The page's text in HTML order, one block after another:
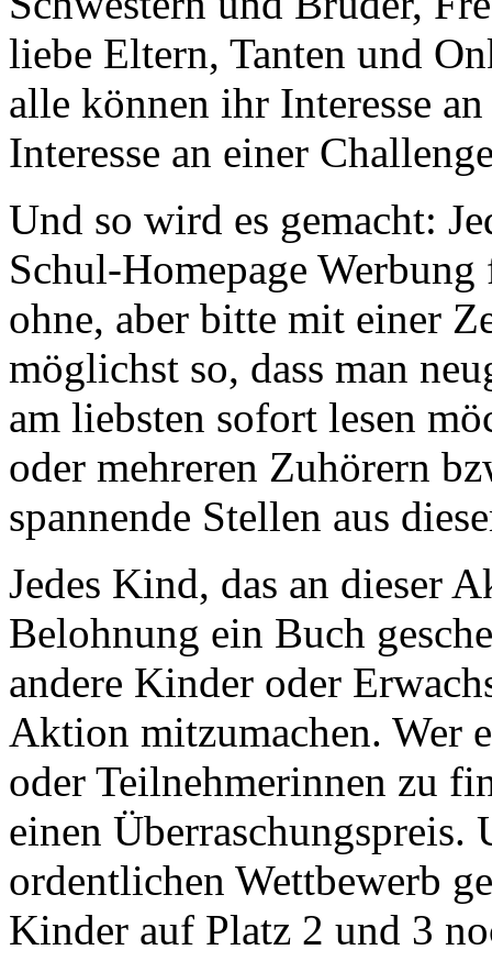
liebe Eltern, Tanten und
alle können ihr Interesse
Interesse an einer
Und so wird es gemacht:
Schul-Homepage
ohne, aber bitte mit einer
möglichst so, dass man
am liebsten sofort lesen
oder mehreren Zuhörern
spannende Stellen aus
Jedes Kind, das an dieser
Belohnung ein Buch
andere Kinder oder
Aktion mitzumachen. Wer
oder Teilnehmerinnen zu
einen Überraschungspreis.
ordentlichen Wettbewerb
Kinder auf Platz 2 und 3